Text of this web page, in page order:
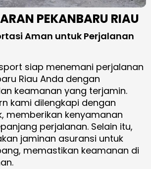
PEKANBARU RIAU
Aman untuk Perjalanan
siap menemani perjalanan
Riau Anda dengan
keamanan yang terjamin.
kami dilengkapi dengan
memberikan kenyamanan
perjalanan. Selain itu,
jaminan asuransi untuk
memastikan keamanan di